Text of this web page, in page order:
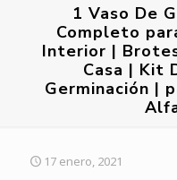
1 Vaso De
Completo
Interior |
Casa | Kit
Germinación |
17 enero, 2021